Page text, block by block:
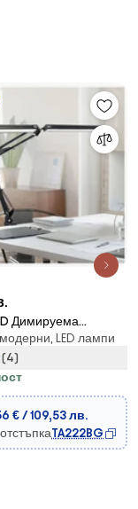
Димируема
VARIO
3000-6000K
LED лампи
(4)
€ / 109,53 лв.
TA222BG